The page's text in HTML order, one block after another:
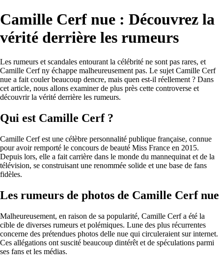
Camille Cerf nue : Découvrez la
vérité derrière les rumeurs
Les rumeurs et scandales entourant la célébrité ne sont pas rares, et
Camille Cerf ny échappe malheureusement pas. Le sujet Camille Cerf
nue a fait couler beaucoup dencre, mais quen est-il réellement ? Dans
cet article, nous allons examiner de plus près cette controverse et
découvrir la vérité derrière les rumeurs.
Qui est Camille Cerf ?
Camille Cerf est une célèbre personnalité publique française, connue
pour avoir remporté le concours de beauté Miss France en 2015.
Depuis lors, elle a fait carrière dans le monde du mannequinat et de la
télévision, se construisant une renommée solide et une base de fans
fidèles.
Les rumeurs de photos de Camille Cerf nue
Malheureusement, en raison de sa popularité, Camille Cerf a été la
cible de diverses rumeurs et polémiques. Lune des plus récurrentes
concerne des prétendues photos delle nue qui circuleraient sur internet.
Ces allégations ont suscité beaucoup dintérêt et de spéculations parmi
ses fans et les médias.